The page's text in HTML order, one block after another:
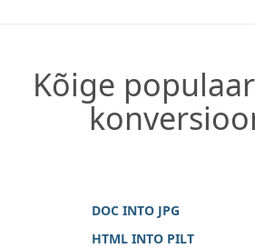
Kõige
DOC INTO JPG
HTML INTO PILT